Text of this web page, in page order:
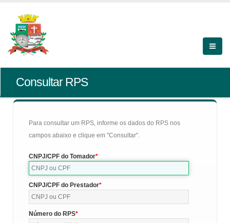
Consultar RPS
Para consultar um RPS, informe os dados do RPS nos
campos abaixo e clique em "Consultar".
CNPJ/CPF do Tomador
CNPJ/CPF do Prestador
Número do RPS